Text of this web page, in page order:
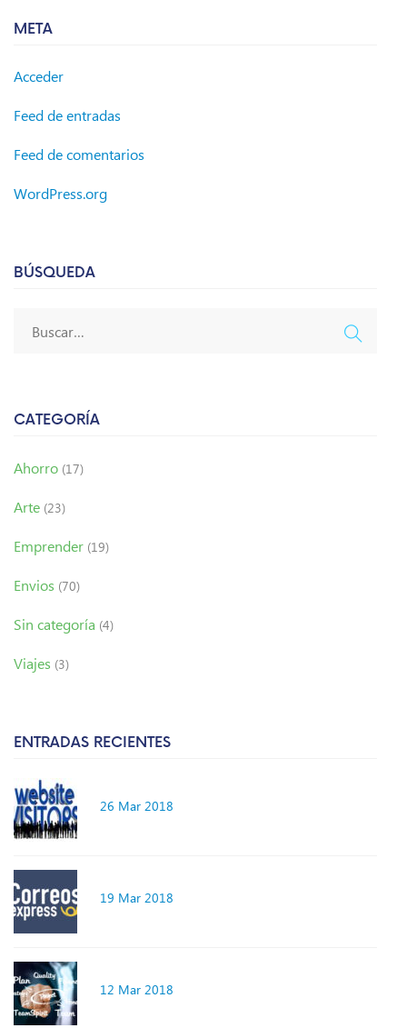
META
Acceder
Feed de entradas
Feed de comentarios
WordPress.org
BÚSQUEDA
CATEGORÍA
Ahorro (17)
Arte (23)
Emprender (19)
Envios (70)
Sin categoría (4)
Viajes (3)
ENTRADAS RECIENTES
26 Mar 2018
19 Mar 2018
12 Mar 2018